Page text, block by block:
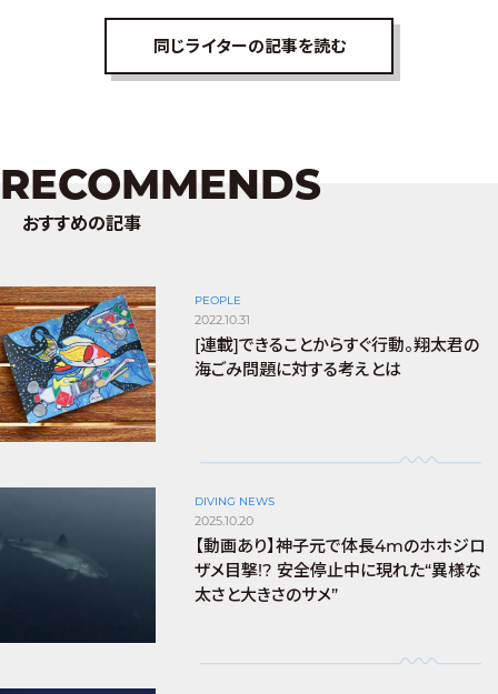
同じライターの記事を読む
RECOMMENDS
おすすめの記事
PEOPLE
2022.10.31
[連載]できることからすぐ行動。翔太君の
海ごみ問題に対する考えとは
DIVING NEWS
2025.10.20
【動画あり】神子元で体長4mのホホジロ
ザメ目撃!? 安全停止中に現れた“異様な
太さと大きさのサメ”